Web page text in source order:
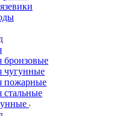
бронзовые
чугунные
пожарные
стальные